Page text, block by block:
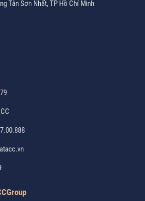
Tân Sơn Nhất, TP Hồ Chí Minh